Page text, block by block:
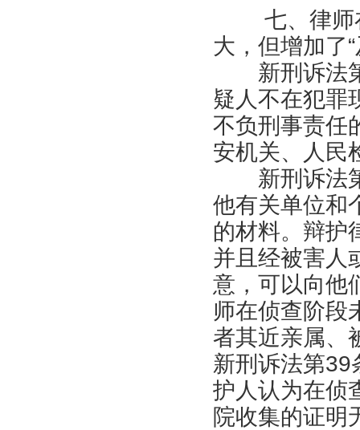
七、律师在
大，但增加了
新刑诉法第
疑人不在犯罪
不负刑事责任
安机关、人民
新刑诉法第
他有关单位和
的材料。辩护
并且经被害人
意，可以向他
师在侦查阶段
者其近亲属、
新刑诉法第39
护人认为在侦
院收集的证明